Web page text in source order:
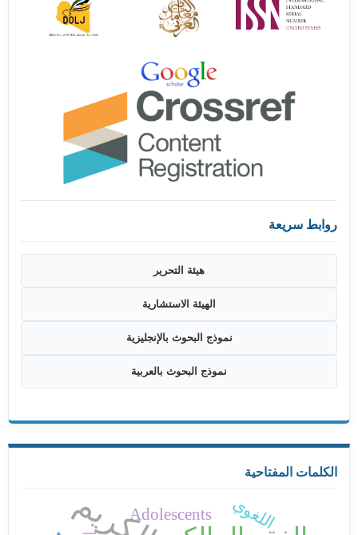
روابط سريعة
هيئة التحرير
الهيئة الاستشارية
نموذج البحوث بالإنجليزية
نموذج البحوث بالعربية
الكلمات المفتاحية
اللغوي Adolescents